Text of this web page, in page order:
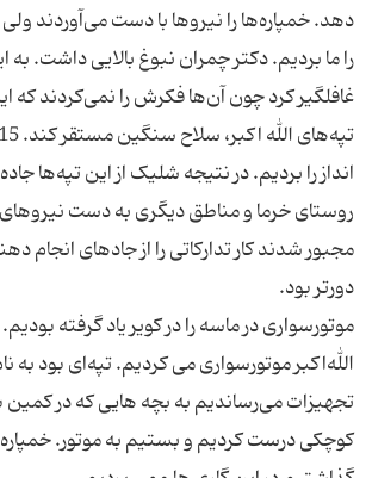
دهد. خمپاره‌ها را نیروها با دست می‌آوردند
را ما بردیم. دکتر چمران نبوغ بالایی داشت.
غافلگیر کرد چون آن‌ها فکرش را نمی‌کردند که
انداز را بردیم. در نتیجه شلیک از این تپه‌ها
روستای خرما و مناطق دیگری به دست نیروهاى
موتورسوارى در ماسه را در کویر یاد گرفته
الله‏‌اکبر موتورسوارى مى ‌کردیم. تپه‏‌اى بود به
تجهیزات می‌رساندیم به بچه‏ هایى که در کمین
کوچکى درست کردیم و بستیم به موتور.